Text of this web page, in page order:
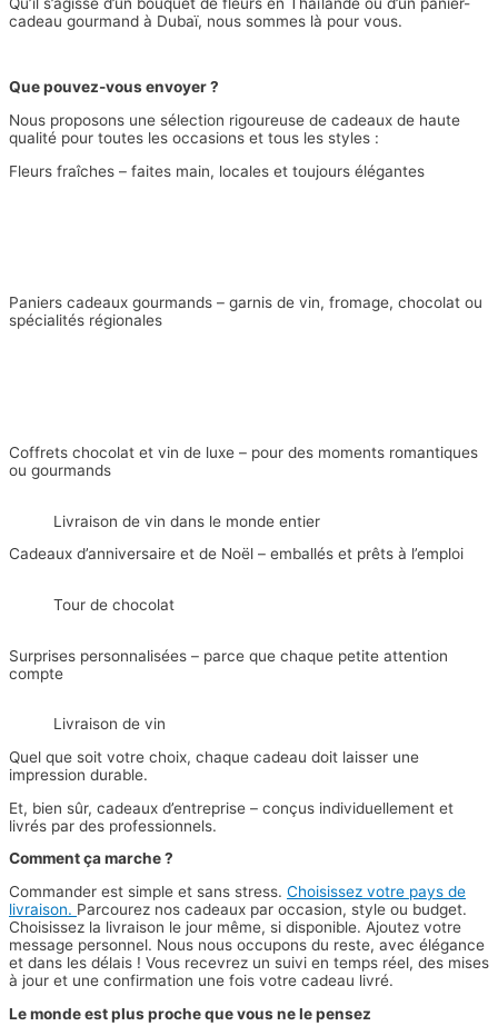
cadeau gourmand à Dubaï, nous sommes là pour vous.
Que pouvez-vous envoyer ?
Nous proposons une sélection rigoureuse de cadeaux de haute
qualité pour toutes les occasions et tous les styles :
Fleurs fraîches – faites main, locales et toujours élégantes
Paniers cadeaux gourmands – garnis de vin, fromage, chocolat ou
spécialités régionales
Coffrets chocolat et vin de luxe – pour des moments romantiques
ou gourmands
Livraison de vin dans le monde entier
Cadeaux d’anniversaire et de Noël – emballés et prêts à l’emploi
Tour de chocolat
Surprises personnalisées – parce que chaque petite attention
compte
Livraison de vin
Quel que soit votre choix, chaque cadeau doit laisser une
impression durable.
Et, bien sûr, cadeaux d’entreprise – conçus individuellement et
livrés par des professionnels.
Comment ça marche ?
Commander est simple et sans stress. Choisissez votre pays de
livraison. Parcourez nos cadeaux par occasion, style ou budget.
Choisissez la livraison le jour même, si disponible. Ajoutez votre
message personnel. Nous nous occupons du reste, avec élégance
et dans les délais ! Vous recevrez un suivi en temps réel, des mises
à jour et une confirmation une fois votre cadeau livré.
Le monde est plus proche que vous ne le pensez